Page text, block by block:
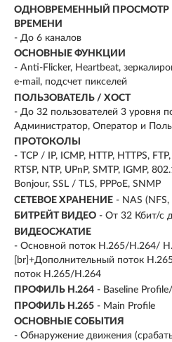
ОДНОВРЕМЕННЫЙ ПРОСМОТР
ВРЕМЕНИ
- До 6 каналов
ОСНОВНЫЕ ФУНКЦИИ
- Anti-Flicker, Heartbeat,
e-mail, подсчет пикселей
ПОЛЬЗОВАТЕЛЬ / ХОСТ
- До 32 пользователей 3 уровня
Администратор, Оператор и
ПРОТОКОЛЫ
- TCP / IP, ICMP, HTTP, HTTPS,
RTSP, NTP, UPnP, SMTP, IGMP,
Bonjour, SSL / TLS, PPPoE, SNMP
СЕТЕВОЕ ХРАНЕНИЕ - NAS
БИТРЕЙТ ВИДЕО - От 32 Кбит/с
ВИДЕОСЖАТИЕ
- Основной поток H.265/H.264/
[br]+Дополнительный поток
поток H.265/H.264
ПРОФИЛЬ H.264 - Baseline
ПРОФИЛЬ H.265 - Main Profile
ОСНОВНЫЕ СОБЫТИЯ
- Обнаружение движения